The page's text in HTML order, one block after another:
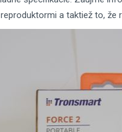
a taktiež to, že